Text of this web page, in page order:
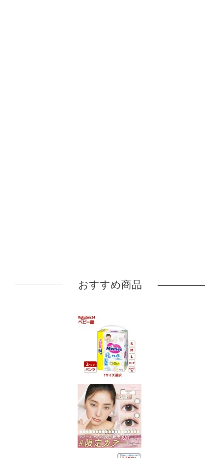
おすすめ商品